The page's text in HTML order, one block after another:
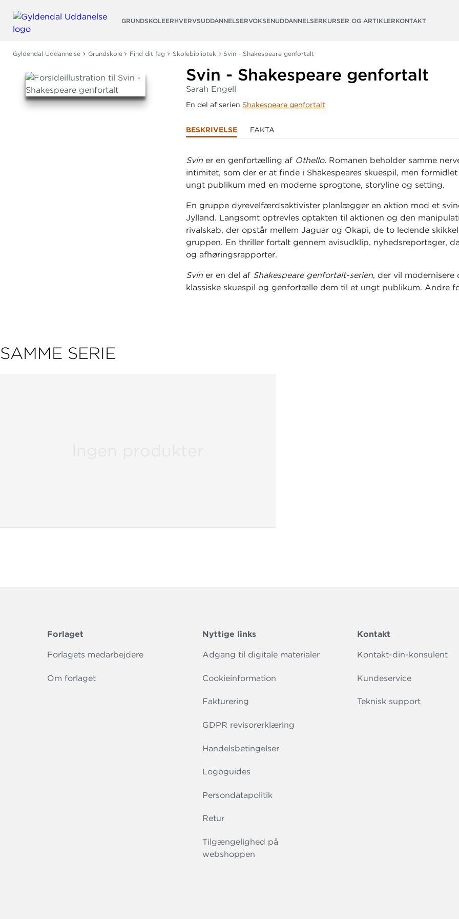
GRUNDSKOLEERHVERVSUDDANNELSERVOKSENUDDANNELSERKURSER OG ARTIKLERKONTAKT
Gyldendal Uddannelse Grundskole Find dit fag Skolebibliotek Svin - Shakespeare genfortalt
Svin - Shakespeare genfortalt
Sarah Engell
En del af serien Shakespeare genfortalt
BESKRIVELSE FAKTA
Svin er en genfortælling af Othello. Romanen beholder samme
intimitet, som der er at finde i Shakespeares skuespil, men
ungt publikum med en moderne sprogtone, storyline og setting.
En gruppe dyrevelfærdsaktivister planlægger en aktion mod et
Jylland. Langsomt optrevles optakten til aktionen og den
rivalskab, der opstår mellem Jaguar og Okapi, de to ledende
gruppen. En thriller fortalt gennem avisudklip, nyhedsreportager,
og afhøringsrapporter.
Svin er en del af Shakespeare genfortalt-serien, der vil modernisere
klassiske skuespil og genfortælle dem til et ungt publikum. Andre
SAMME SERIE
Forlaget
Forlagets medarbejdere
Om forlaget
Nyttige links
Adgang til digitale materialer
Cookieinformation
Fakturering
GDPR revisorerklæring
Handelsbetingelser
Logoguides
Persondatapolitik
Retur
Tilgængelighed på
webshoppen
Kontakt
Kontakt-din-konsulent
Kundeservice
Teknisk support